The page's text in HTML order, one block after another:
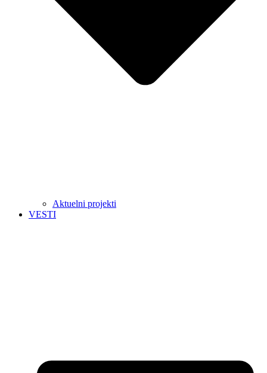
Aktuelni projekti
VESTI